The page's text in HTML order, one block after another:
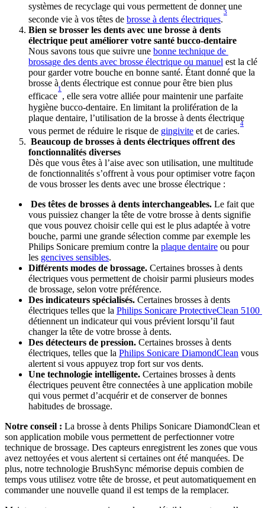
systèmes de recyclage qui vous permettent de donner une
seconde vie à vos têtes de brosse à dents électriques.
3
Bien se brosser les dents avec une brosse à dents
électrique peut améliorer votre santé bucco-dentaire
Nous savons tous que suivre une bonne technique de
brossage des dents avec brosse électrique ou manuel est la clé
pour garder votre bouche en bonne santé. Étant donné que la
brosse à dents électrique est connue pour être bien plus
efficace
1
, elle sera votre alliée pour maintenir une parfaite
hygiène bucco-dentaire. En limitant la prolifération de la
plaque dentaire, l’utilisation de la brosse à dents électrique
vous permet de réduire le risque de gingivite et de caries.
4
Beaucoup de brosses à dents électriques offrent des
fonctionnalités diverses
Dès que vous êtes à l’aise avec son utilisation, une multitude
de fonctionnalités s’offrent à vous pour optimiser votre façon
de vous brosser les dents avec une brosse électrique :
Des têtes de brosses à dents interchangeables. Le fait que
vous puissiez changer la tête de votre brosse à dents signifie
que vous pouvez choisir celle qui est le plus adaptée à votre
bouche, parmi une grande sélection comme par exemple les
Philips Sonicare premium contre la plaque dentaire ou pour
les gencives sensibles.
Différents modes de brossage. Certaines brosses à dents
électriques vous permettent de choisir parmi plusieurs modes
de brossage, selon votre préférence.
Des indicateurs spécialisés. Certaines brosses à dents
électriques telles que la
détiennent un indicateur qui vous prévient lorsqu’il faut
changer la tête de votre brosse à dents.
Des détecteurs de pression. Certaines brosses à dents
électriques, telles que la Philips Sonicare DiamondClean vous
alertent si vous appuyez trop fort sur vos dents.
Une technologie intelligente. Certaines brosses à dents
électriques peuvent être connectées à une application mobile
qui vous permet d’acquérir et de conserver de bonnes
habitudes de brossage.
Notre conseil : La brosse à dents Philips Sonicare DiamondClean et
son application mobile vous permettent de perfectionner votre
technique de brossage. Des capteurs enregistrent les zones que vous
avez nettoyées et vous alertent si certaines ont été manquées. De
plus, notre technologie BrushSync mémorise depuis combien de
temps vous utilisez votre tête de brosse, et peut automatiquement en
commander une nouvelle quand il est temps de la remplacer.